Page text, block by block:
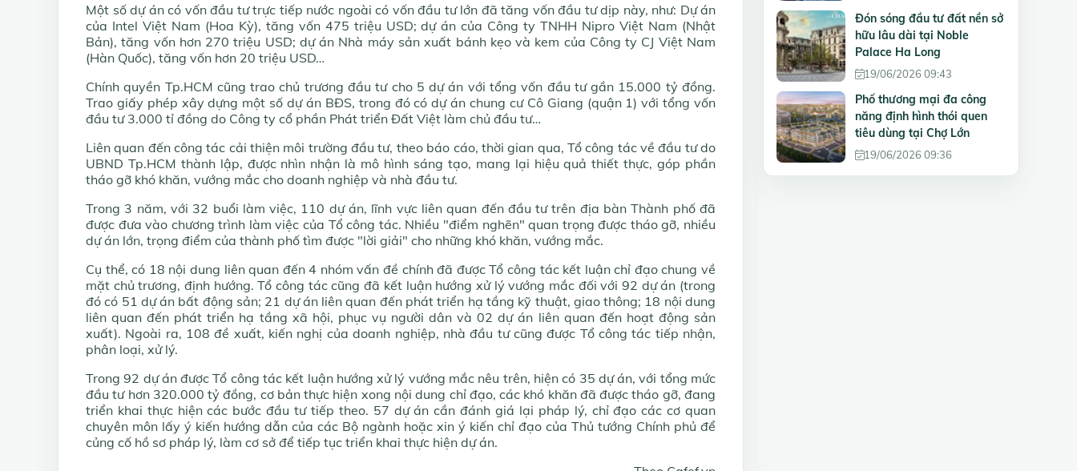
Một số dự án có vốn đầu tư trực tiếp nước ngoài có vốn đầu tư lớn đã tăng vốn đầu tư dịp này, như: Dự án
của Intel Việt Nam (Hoa Kỳ), tăng vốn 475 triệu USD; dự án của Công ty TNHH Nipro Việt Nam (Nhật
Bản), tăng vốn hơn 270 triệu USD; dự án Nhà máy sản xuất bánh kẹo và kem của Công ty CJ Việt Nam
(Hàn Quốc), tăng vốn hơn 20 triệu USD…
Chính quyền Tp.HCM cũng trao chủ trương đầu tư cho 5 dự án với tổng vốn đầu tư gần 15.000 tỷ đồng.
Trao giấy phép xây dựng một số dự án BĐS, trong đó có dự án chung cư Cô Giang (quận 1) với tổng vốn
đầu tư 3.000 tỉ đồng do Công ty cổ phần Phát triển Đất Việt làm chủ đầu tư…
Liên quan đến công tác cải thiện môi trường đầu tư, theo báo cáo, thời gian qua, Tổ công tác về đầu tư do
UBND Tp.HCM thành lập, được nhìn nhận là mô hình sáng tạo, mang lại hiệu quả thiết thực, góp phần
tháo gỡ khó khăn, vướng mắc cho doanh nghiệp và nhà đầu tư.
Trong 3 năm, với 32 buổi làm việc, 110 dự án, lĩnh vực liên quan đến đầu tư trên địa bàn Thành phố đã
được đưa vào chương trình làm việc của Tổ công tác. Nhiều "điểm nghẽn" quan trọng được tháo gỡ, nhiều
dự án lớn, trọng điểm của thành phố tìm được "lời giải" cho những khó khăn, vướng mắc.
Cụ thể, có 18 nội dung liên quan đến 4 nhóm vấn đề chính đã được Tổ công tác kết luận chỉ đạo chung về
mặt chủ trương, định hướng. Tổ công tác cũng đã kết luận hướng xử lý vướng mắc đối với 92 dự án (trong
đó có 51 dự án bất động sản; 21 dự án liên quan đến phát triển hạ tầng kỹ thuật, giao thông; 18 nội dung
liên quan đến phát triển hạ tầng xã hội, phục vụ người dân và 02 dự án liên quan đến hoạt động sản
xuất). Ngoài ra, 108 đề xuất, kiến nghị của doanh nghiệp, nhà đầu tư cũng được Tổ công tác tiếp nhận,
phân loại, xử lý.
Trong 92 dự án được Tổ công tác kết luận hướng xử lý vướng mắc nêu trên, hiện có 35 dự án, với tổng mức
đầu tư hơn 320.000 tỷ đồng, cơ bản thực hiện xong nội dung chỉ đạo, các khó khăn đã được tháo gỡ, đang
triển khai thực hiện các bước đầu tư tiếp theo. 57 dự án cần đánh giá lại pháp lý, chỉ đạo các cơ quan
chuyên môn lấy ý kiến hướng dẫn của các Bộ ngành hoặc xin ý kiến chỉ đạo của Thủ tướng Chính phủ để
củng cố hồ sơ pháp lý, làm cơ sở để tiếp tục triển khai thực hiện dự án.
Đón sóng đầu tư đất nền sở
hữu lâu dài tại Noble
Palace Ha Long
19/06/2026 09:43
Phố thương mại đa công
năng định hình thói quen
tiêu dùng tại Chợ Lớn
19/06/2026 09:36